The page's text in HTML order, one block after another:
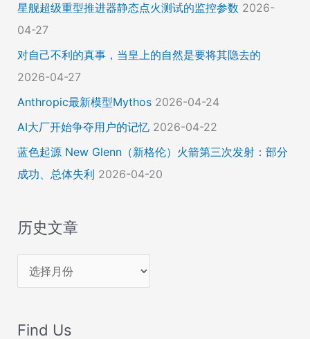
星舰超级重型推进器静态点火测试的监控参数 2026-
04-27
对自己不利的真事，当皇上的自然是要将其隐去的
2026-04-27
Anthropic最新模型Mythos 2026-04-24
AI大厂开始争夺用户的记忆 2026-04-22
蓝色起源 New Glenn（新格伦）火箭第三次发射：部分
成功、总体失利 2026-04-20
历史文章
史
章
Find Us